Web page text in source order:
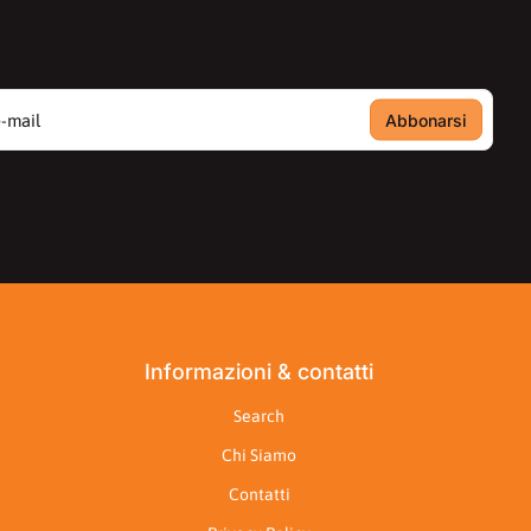
Informazioni & contatti
Search
Chi Siamo
Contatti